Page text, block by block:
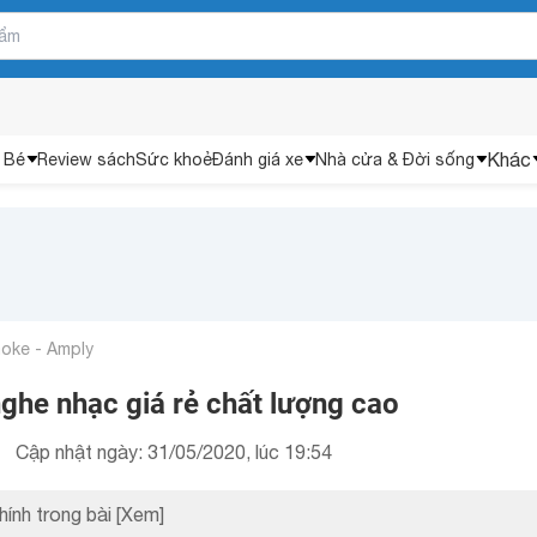
Bé Review sáchSức khoẻĐánh giá xe Nhà cửa & Đời sống Khác
- Amply
nhạc giá rẻ chất lượng cao
Cập nhật ngày: 31/05/2020, lúc 19:54
trong bài [Xem]